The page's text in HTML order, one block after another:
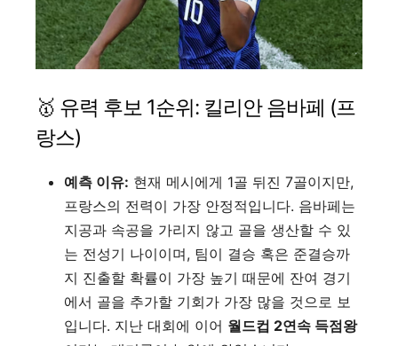
🥇 유력 후보 1순위: 킬리안 음바페 (프
랑스)
예측 이유: 현재 메시에게 1골 뒤진 7골이지만,
프랑스의 전력이 가장 안정적입니다. 음바페는
지공과 속공을 가리지 않고 골을 생산할 수 있
는 전성기 나이이며, 팀이 결승 혹은 준결승까
지 진출할 확률이 가장 높기 때문에 잔여 경기
에서 골을 추가할 기회가 가장 많을 것으로 보
입니다. 지난 대회에 이어 월드컵 2연속 득점왕